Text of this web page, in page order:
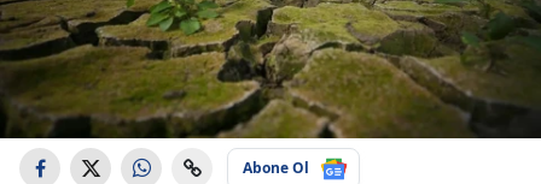
Abone Ol